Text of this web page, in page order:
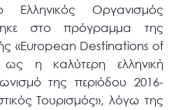
Οργανισμός
στο πρόγραμμα της
«European Destinations of
ως η καλύτερη ελληνική
της περιόδου 2016-
Τουρισμός», λόγω της